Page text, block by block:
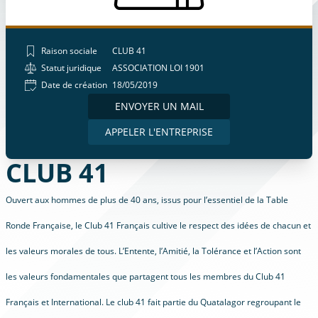
Raison sociale
CLUB 41
Statut juridique
ASSOCIATION LOI 1901
Date de création 18/05/2019
ENVOYER UN MAIL
APPELER L'ENTREPRISE
CLUB 41
Ouvert aux hommes de plus de 40 ans, issus pour l’essentiel de la Table
Ronde Française, le Club 41 Français cultive le respect des idées de chacun et
les valeurs morales de tous. L’Entente, l’Amitié, la Tolérance et l’Action sont
les valeurs fondamentales que partagent tous les membres du Club 41
Français et International. Le club 41 fait partie du Quatalagor regroupant le